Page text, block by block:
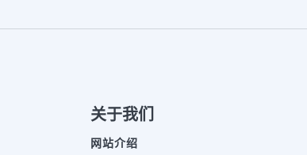
关于我们
网站介绍